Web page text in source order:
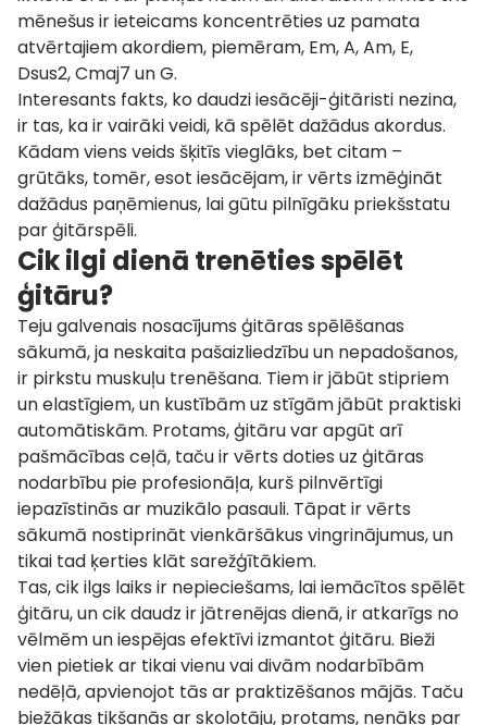
mēnešus ir ieteicams koncentrēties uz pamata
atvērtajiem akordiem, piemēram, Em, A, Am, E,
Dsus2, Cmaj7 un G.
Interesants fakts, ko daudzi iesācēji-ģitāristi nezina,
ir tas, ka ir vairāki veidi, kā spēlēt dažādus akordus.
Kādam viens veids šķitīs vieglāks, bet citam –
grūtāks, tomēr, esot iesācējam, ir vērts izmēģināt
dažādus paņēmienus, lai gūtu pilnīgāku priekšstatu
par ģitārspēli.
Cik ilgi dienā trenēties spēlēt
ģitāru?
Teju galvenais nosacījums ģitāras spēlēšanas
sākumā, ja neskaita pašaizliedzību un nepadošanos,
ir pirkstu muskuļu trenēšana. Tiem ir jābūt stipriem
un elastīgiem, un kustībām uz stīgām jābūt praktiski
automātiskām. Protams, ģitāru var apgūt arī
pašmācības ceļā, taču ir vērts doties uz ģitāras
nodarbību pie profesionāļa, kurš pilnvērtīgi
iepazīstinās ar muzikālo pasauli. Tāpat ir vērts
sākumā nostiprināt vienkāršākus vingrinājumus, un
tikai tad ķerties klāt sarežģītākiem.
Tas, cik ilgs laiks ir nepieciešams, lai iemācītos spēlēt
ģitāru, un cik daudz ir jātrenējas dienā, ir atkarīgs no
vēlmēm un iespējas efektīvi izmantot ģitāru. Bieži
vien pietiek ar tikai vienu vai divām nodarbībām
nedēļā, apvienojot tās ar praktizēšanos mājās. Taču
biežākas tikšanās ar skolotāju, protams, nenāks par